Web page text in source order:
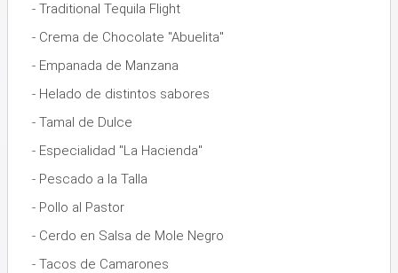
- Traditional Tequila Flight
- Crema de Chocolate "Abuelita"
- Empanada de Manzana
- Helado de distintos sabores
- Tamal de Dulce
- Especialidad "La Hacienda"
- Pescado a la Talla
- Pollo al Pastor
- Cerdo en Salsa de Mole Negro
- Tacos de Camarones